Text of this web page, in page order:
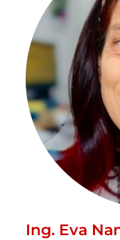
Ing. Eva